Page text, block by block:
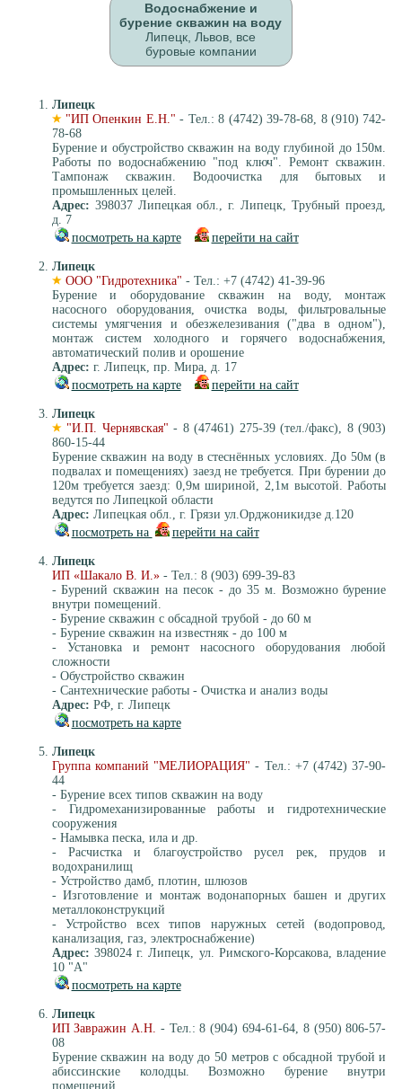
Водоснабжение и
бурение скважин на воду
Липецк, Львов, все
буровые компании
Липецк
"ИП Опенкин Е.Н." - Тел.: 8 (4742) 39-78-68, 8 (910) 742-
78-68
Бурение и обустройство скважин на воду глубиной до 150м.
Работы по водоснабжению "под ключ". Ремонт скважин.
Тампонаж скважин. Водоочистка для бытовых и
промышленных целей.
Адрес: 398037 Липецкая обл., г. Липецк, Трубный проезд,
д. 7
посмотреть на карте
перейти на сайт
Липецк
ООО "Гидротехника" - Тел.: +7 (4742) 41-39-96
Бурение и оборудование скважин на воду, монтаж
насосного оборудования, очистка воды, фильтровальные
системы умягчения и обезжелезивания ("два в одном"),
монтаж систем холодного и горячего водоснабжения,
автоматический полив и орошение
Адрес: г. Липецк, пр. Мира, д. 17
посмотреть на карте
перейти на сайт
Липецк
"И.П. Чернявская" - 8 (47461) 275-39 (тел./факс), 8 (903)
860-15-44
Бурение скважин на воду в стеснённых условиях. До 50м (в
подвалах и помещениях) заезд не требуется. При бурении до
120м требуется заезд: 0,9м шириной, 2,1м высотой. Работы
ведутся по Липецкой области
Адрес: Липецкая обл., г. Грязи ул.Орджоникидзе д.120
посмотреть на
перейти на сайт
Липецк
ИП «Шакало В. И.»- Тел.: 8 (903) 699-39-83
- Бурений скважин на песок - до 35 м. Возможно бурение
внутри помещений.
- Бурение скважин с обсадной трубой - до 60 м
- Бурение скважин на известняк - до 100 м
- Установка и ремонт насосного оборудования любой
сложности
- Обустройство скважин
- Сантехнические работы - Очистка и анализ воды
Адрес: РФ, г. Липецк
посмотреть на карте
Липецк
Группа компаний "МЕЛИОРАЦИЯ" - Тел.: +7 (4742) 37-90-
44
- Бурение всех типов скважин на воду
- Гидромеханизированные работы и гидротехнические
сооружения
- Намывка песка, ила и др.
- Расчистка и благоустройство русел рек, прудов и
водохранилищ
- Устройство дамб, плотин, шлюзов
- Изготовление и монтаж водонапорных башен и других
металлоконструкций
- Устройство всех типов наружных сетей (водопровод,
канализация, газ, электроснабжение)
Адрес: 398024 г. Липецк, ул. Римского-Корсакова, владение
10 "А"
посмотреть на карте
Липецк
ИП Завражин А.Н. - Тел.: 8 (904) 694-61-64, 8 (950) 806-57-
08
Бурение скважин на воду до 50 метров с обсадной трубой и
абиссинские колодцы. Возможно бурение внутри
помещений.